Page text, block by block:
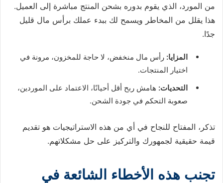
من المورد، الذي يقوم بدوره بشحن المنتج مباشرة إلى العميل.
هذا يقلل من المخاطر ويسمح لك ببدء عملك برأس مال قليل
جدًا.
المزايا: رأس مال منخفض، لا حاجة للمخزون، مرونة في
اختيار المنتجات.
التحديات: هامش ربح أقل أحيانًا، الاعتماد على الموردين،
صعوبة التحكم في جودة الشحن.
تذكر، المفتاح للنجاح في أي من هذه الاستراتيجيات هو تقديم
قيمة حقيقية لجمهورك والتركيز على حل مشكلاتهم.
تجنب هذه الأخطاء الشائعة في